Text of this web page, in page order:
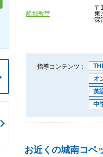
船堀教室
〒
東
深
指導コンテンツ：
オ
英
中
お近くの城南コベ